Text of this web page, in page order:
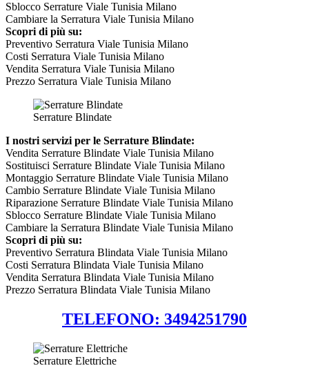
Sblocco Serrature Viale Tunisia Milano
Cambiare la Serratura Viale Tunisia Milano
Scopri di più su:
Preventivo Serratura Viale Tunisia Milano
Costi Serratura Viale Tunisia Milano
Vendita Serratura Viale Tunisia Milano
Prezzo Serratura Viale Tunisia Milano
Serrature Blindate
I nostri servizi per le Serrature Blindate:
Vendita Serrature Blindate Viale Tunisia Milano
Sostituisci Serrature Blindate Viale Tunisia Milano
Montaggio Serrature Blindate Viale Tunisia Milano
Cambio Serrature Blindate Viale Tunisia Milano
Riparazione Serrature Blindate Viale Tunisia Milano
Sblocco Serrature Blindate Viale Tunisia Milano
Cambiare la Serratura Blindate Viale Tunisia Milano
Scopri di più su:
Preventivo Serratura Blindata Viale Tunisia Milano
Costi Serratura Blindata Viale Tunisia Milano
Vendita Serratura Blindata Viale Tunisia Milano
Prezzo Serratura Blindata Viale Tunisia Milano
TELEFONO: 3494251790
Serrature Elettriche